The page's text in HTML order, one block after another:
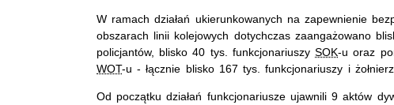
W ramach działań ukierunkowanych na zapewnienie
obszarach linii kolejowych dotychczas zaangażowano
policjantów, blisko 40 tys. funkcjonariuszySOK-u oraz
WOT-u - łącznie blisko 167 tys. funkcjonariuszy i
Od początku działań funkcjonariusze ujawnili 9 aktów